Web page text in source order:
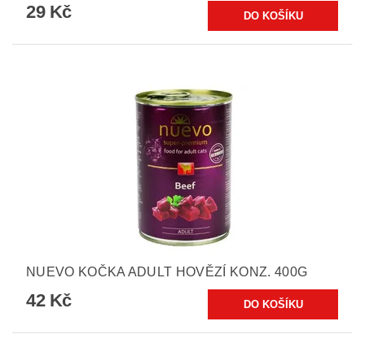
29 Kč
NUEVO KOČKA ADULT HOVĚZÍ KONZ. 400G
42 Kč